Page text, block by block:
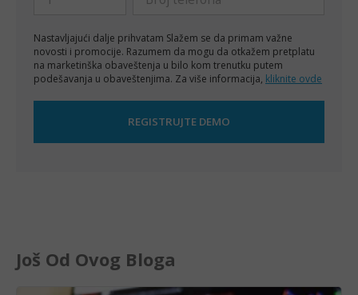
Nastavljajući dalje prihvatam Slažem se da primam važne
novosti i promocije. Razumem da mogu da otkažem pretplatu
na marketinška obaveštenja u bilo kom trenutku putem
podešavanja u obaveštenjima. Za više informacija, kliknite ovde
Još Od Ovog Bloga